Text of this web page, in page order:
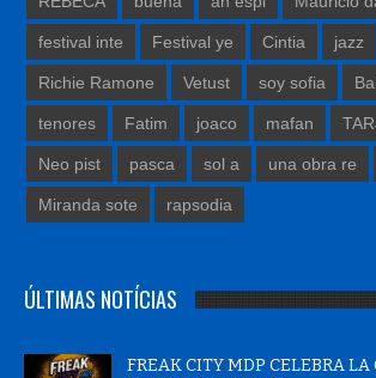
festival inte Festival ye Cintia jazz
Richie Ramone Vetust soy sofia
tenores Fatim joaco mafan
Neo pist pasca sol a una obra re
Miranda sote rapsodia
EN MAR DEL PLATA